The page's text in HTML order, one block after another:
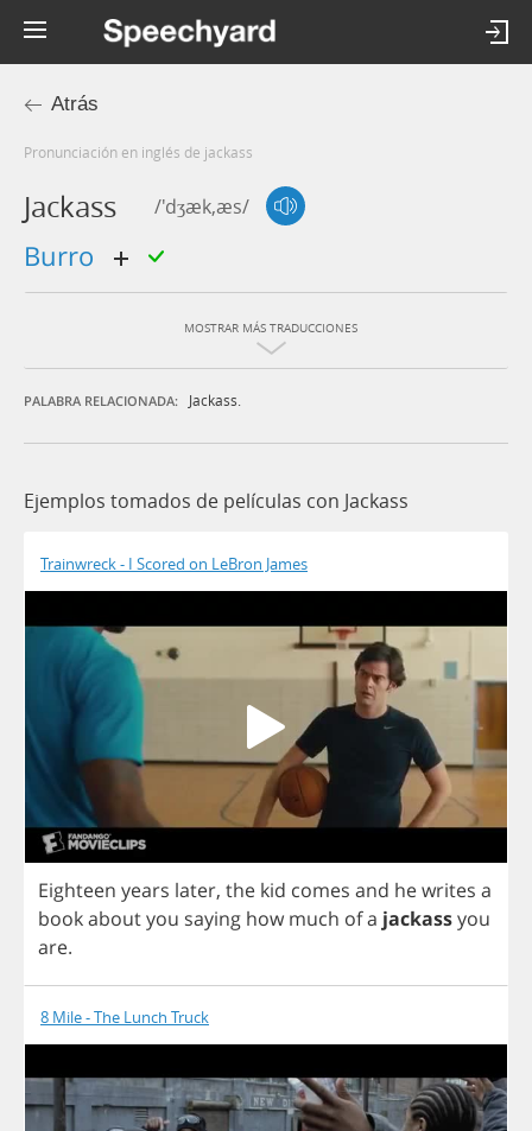
Atrás
Pronunciación en inglés de jackass
Jackass /'dʒæk,æs/
burro
MOSTRAR MÁS TRADUCCIONES
PALABRA RELACIONADA: Jackass.
Ejemplos tomados de películas con Jackass
Trainwreck - I Scored on LeBron James
Eighteen years later, the kid comes and hewrites a
bookaboutyou saying how much ofa jackassyou
are.
8 Mile - The Lunch Truck